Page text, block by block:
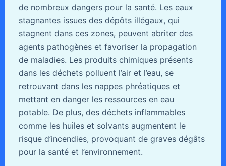
de nombreux dangers pour la santé. Les eaux
stagnantes issues des dépôts illégaux, qui
stagnent dans ces zones, peuvent abriter des
agents pathogènes et favoriser la propagation
de maladies. Les produits chimiques présents
dans les déchets polluent l’air et l’eau, se
retrouvant dans les nappes phréatiques et
mettant en danger les ressources en eau
potable. De plus, des déchets inflammables
comme les huiles et solvants augmentent le
risque d’incendies, provoquant de graves dégâts
pour la santé et l’environnement.